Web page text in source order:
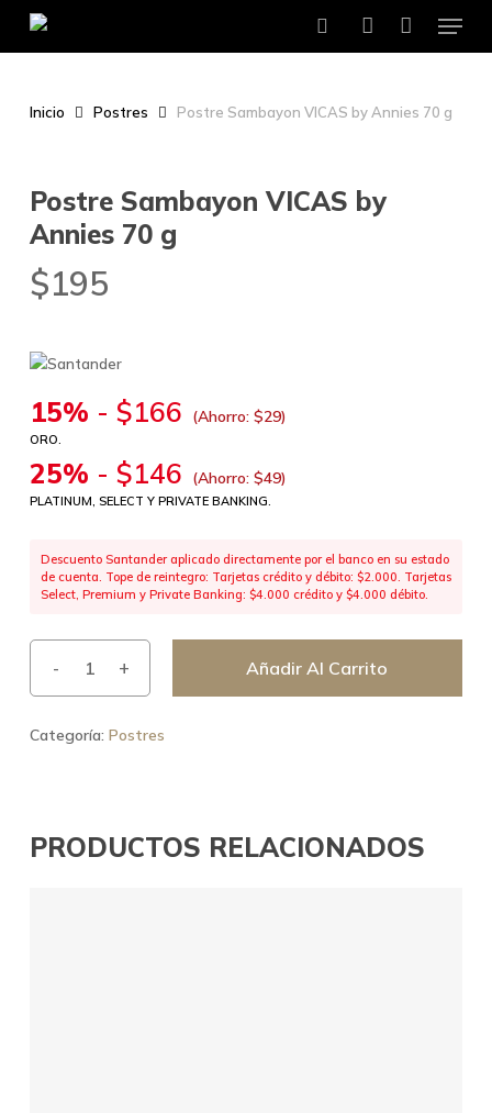
searchaccount
Menu
Inicio Postres Postre Sambayon VICAS by Annies 70 g
Postre Sambayon VICAS by
Annies 70 g
$195
15% - $166 (Ahorro: $29)
ORO.
25% - $146 (Ahorro: $49)
PLATINUM, SELECT Y PRIVATE BANKING.
Descuento Santander aplicado directamente por el banco en su estado
de cuenta. Tope de reintegro: Tarjetas crédito y débito: $2.000. Tarjetas
Select, Premium y Private Banking: $4.000 crédito y $4.000 débito.
Añadir Al Carrito
Categoría: Postres
PRODUCTOS RELACIONADOS